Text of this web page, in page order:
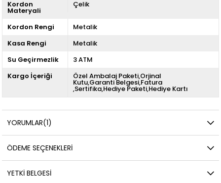
Kordon
Materyali
Çelik
Kordon Rengi
Metalik
Kasa Rengi
Metalik
Su Geçirmezlik
3 ATM
Kargo İçeriği
Özel Ambalaj Paketi,Orjinal
Kutu,Garanti Belgesi,Fatura
,Sertifika,Hediye Paketi,Hediye Kartı
YORUMLAR(1)
ÖDEME SEÇENEKLERI
YETKİ BELGESİ